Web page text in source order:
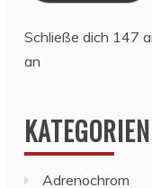
Schließe dich 147
an
KATEGORIEN
Adrenochrom